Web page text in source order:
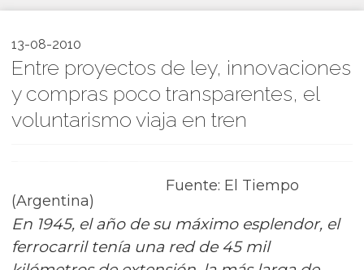
13-08-2010
Entre proyectos de ley, innovaciones
y compras poco transparentes, el
voluntarismo viaja en tren
Fuente: El Tiempo
(Argentina)
En 1945, el año de su máximo esplendor, el
ferrocarril tenía una red de 45 mil